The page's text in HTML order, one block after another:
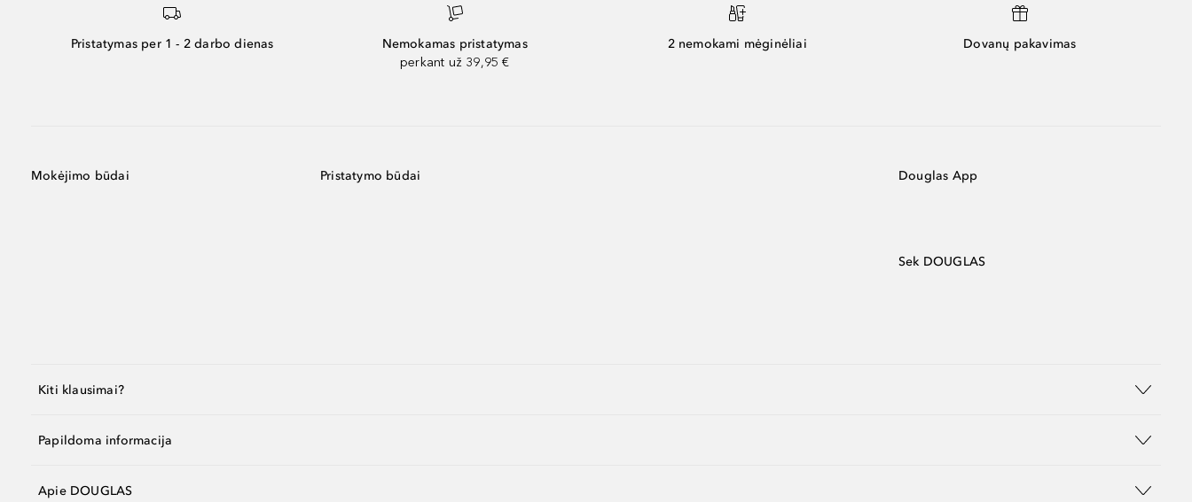
Pristatymas per 1 - 2 darbo dienas
Nemokamas pristatymas
perkant už 39,95 €
2 nemokami mėginėliai Dovanų pakavimas
Mokėjimo būdai Pristatymo būdai Douglas App
Sek DOUGLAS
Kiti klausimai?
Papildoma informacija
Apie DOUGLAS